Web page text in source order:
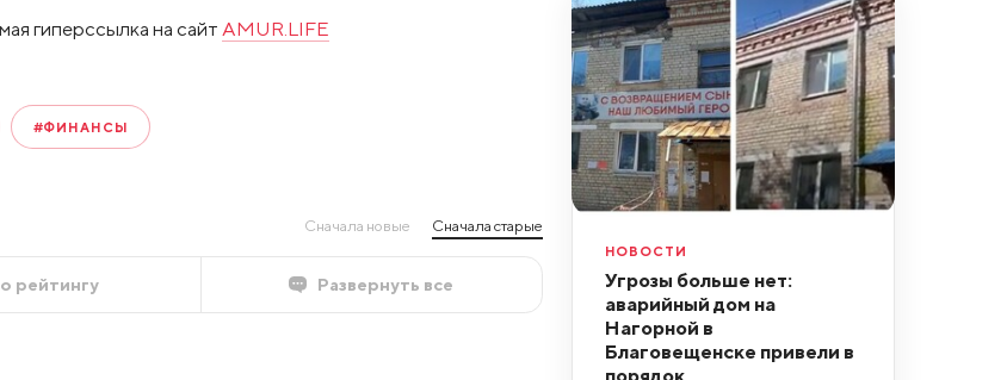
гиперссылка на сайт AMUR.LIFE
#ФИНАНСЫ
Сначала новые Сначала старые
рейтингу Развернуть все
НОВОСТИ
Угрозы больше нет:
аварийный дом на
Нагорной в
Благовещенске привели в
порядок